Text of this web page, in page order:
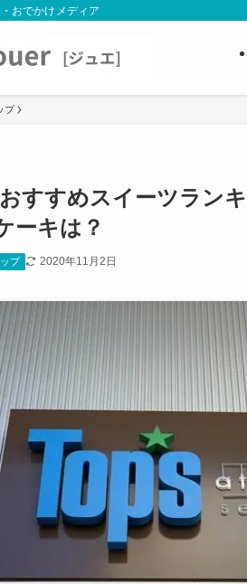
おでかけメディア
プ
すすめスイーツラン
ーキは？
プ 2020年11月2日